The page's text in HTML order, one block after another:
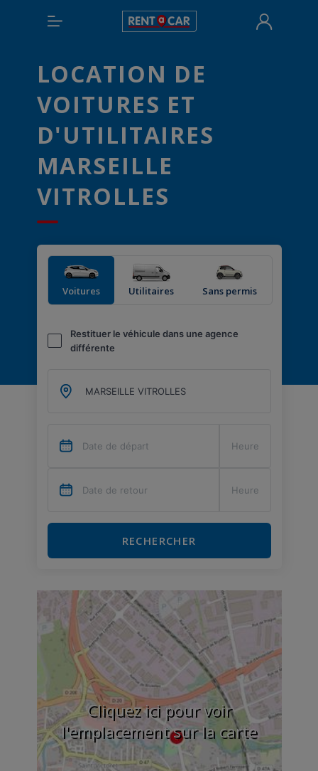
LOCATION DE
VOITURES ET
D'UTILITAIRES
MARSEILLE
VITROLLES
Voitures Utilitaires Sans permis
Restituer le véhicule dans une agence
différente
RECHERCHER
Cliquez ici pour voir
l'emplacement sur la carte